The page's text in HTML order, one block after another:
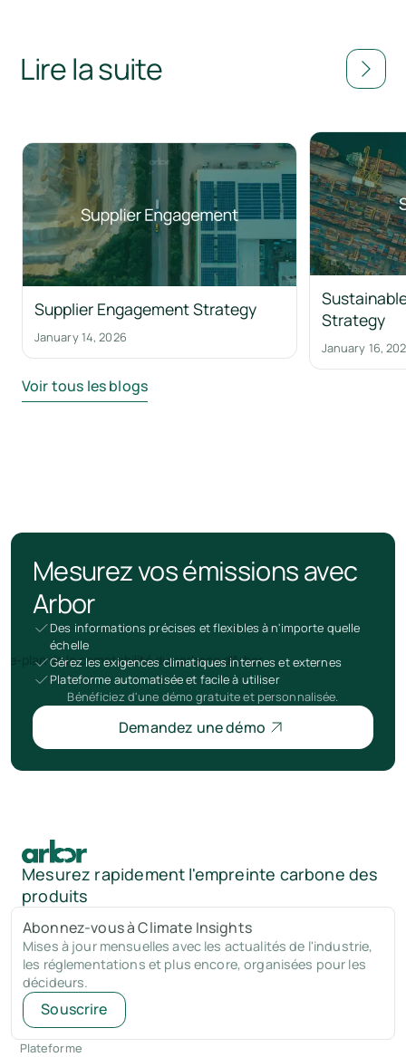
Lire la suite
Supplier Engagement Strategy
January 14, 2026
Strategy
January 16,
Voir tous les blogs
Mesurez vos émissions avec
Arbor
Des informations précises et flexibles à n'importe quelle
échelle
Gérez les exigences climatiques internes et externes
Plateforme automatisée et facile à utiliser
Bénéficiez d'une démo gratuite et personnalisée.
Demandez une démo
Mesurez rapidement l'empreinte carbone des
produits
Abonnez-vous à Climate Insights
Mises à jour mensuelles avec les actualités de l'industrie,
les réglementations et plus encore, organisées pour les
décideurs.
Souscrire
Plateforme